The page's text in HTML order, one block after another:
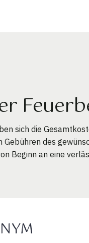
sich die
Gebühren des
Beginn an eine